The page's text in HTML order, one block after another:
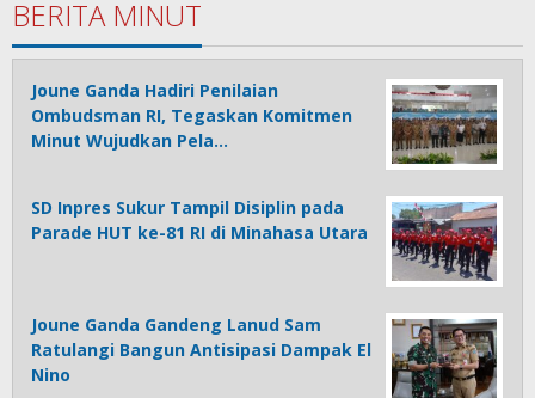
BERITA MINUT
Joune Ganda Hadiri Penilaian
Ombudsman RI, Tegaskan Komitmen
Minut Wujudkan Pela…
SD Inpres Sukur Tampil Disiplin pada
Parade HUT ke-81 RI di Minahasa Utara
Joune Ganda Gandeng Lanud Sam
Ratulangi Bangun Antisipasi Dampak El
Nino